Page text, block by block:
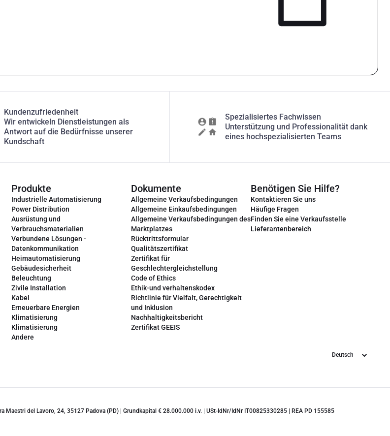
Kundenzufriedenheit
Wir entwickeln Dienstleistungen als
Antwort auf die Bedürfnisse unserer
Kundschaft
Spezialisiertes Fachwissen
Unterstützung und Professionalität dank
eines hochspezialisierten Teams
Produkte
Industrielle Automatisierung
Power Distribution
Ausrüstung und
Verbrauchsmaterialien
Verbundene Lösungen -
Datenkommunikation
Heimautomatisierung
Gebäudesicherheit
Beleuchtung
Zivile Installation
Kabel
Erneuerbare Energien
Klimatisierung
Klimatisierung
Andere
Dokumente
Allgemeine Verkaufsbedingungen
Allgemeine Einkaufsbedingungen
Allgemeine Verkaufsbedingungen des
Marktplatzes
Rücktrittsformular
Qualitätszertifikat
Zertifikat für
Geschlechtergleichstellung
Code of Ethics
Ethik-und verhaltenskodex
Richtlinie für Vielfalt, Gerechtigkeit
und Inklusion
Nachhaltigkeitsbericht
Zertifikat GEEIS
Benötigen Sie Hilfe?
Kontaktieren Sie uns
Häufige Fragen
Finden Sie eine Verkaufsstelle
Lieferantenbereich
Sprache
del Lavoro, 24, 35127 Padova (PD) | Grundkapital € 28.000.000 i.v. | USt-IdNr/IdNr IT00825330285 | REA PD 155585